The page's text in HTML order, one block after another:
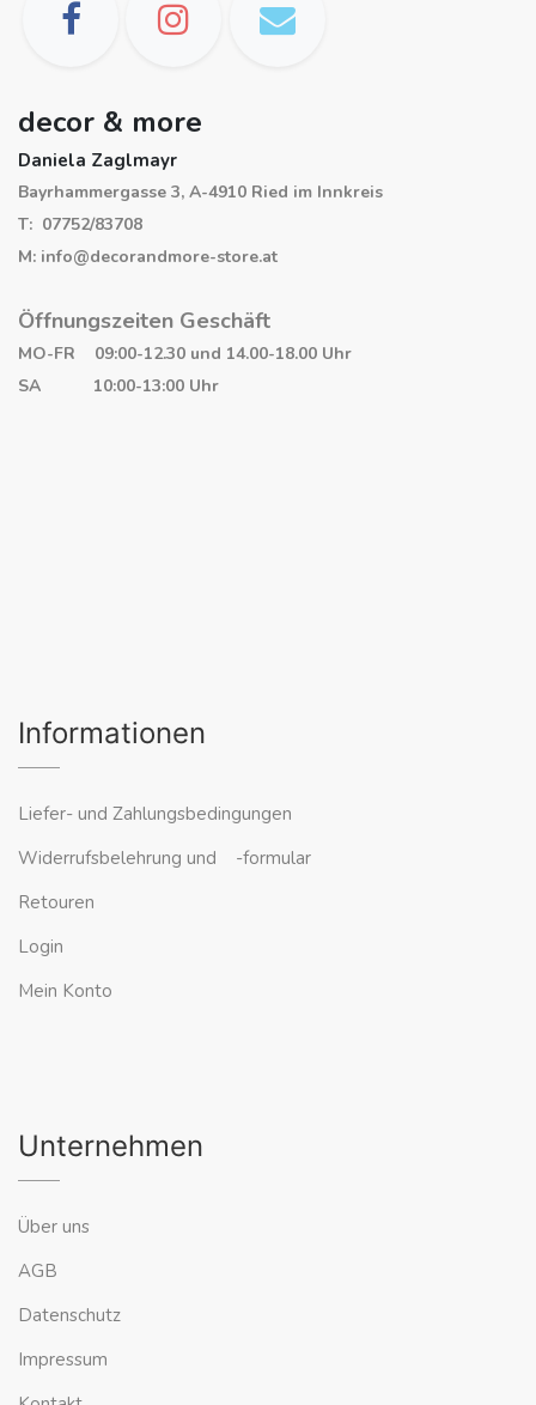
decor & more
Daniela Zaglmayr
Bayrhammergasse 3, A-4910 Ried im Innkreis
T: 07752/83708
M: info@decorandmore-store.at
Öffnungszeiten Geschäft
MO-FR 09:00-12.30 und 14.00-18.00 Uhr
SA 10:00-13:00 Uhr
Informationen
Liefer- und Zahlungsbedingungen
Widerrufsbelehrung und -formular
Retouren
Login
Mein Konto
Unternehmen
Über uns
AGB
Datenschutz
Impressum